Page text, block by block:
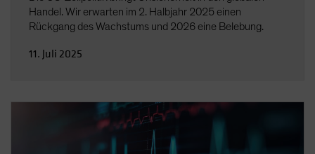
Handel. Wir erwarten im 2. Halbjahr 2025 einen
Rückgang des Wachstums und 2026 eine Belebung.
11. Juli 2025